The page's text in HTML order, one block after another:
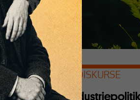
FREIBURGER DISKURSE
Grüne